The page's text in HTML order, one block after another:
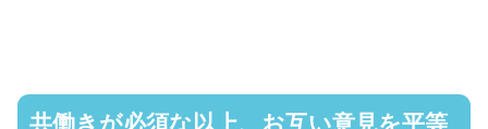
共働きが必須な以上、お互い意見を平等